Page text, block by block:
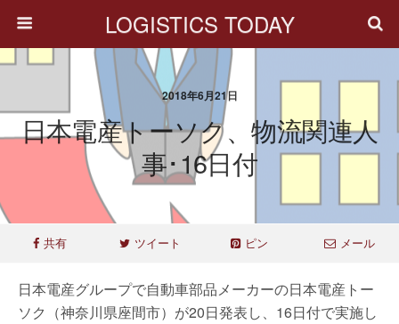
LOGISTICS TODAY
2018年6月21日
日本電産トーソク、物流関連人
事･16日付
共有 ツイート ピン メール
日本電産グループで自動車部品メーカーの日本電産トー
ソク（神奈川県座間市）が20日発表し、16日付で実施し